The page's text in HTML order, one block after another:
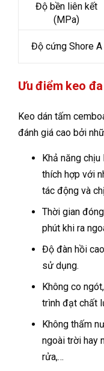
Độ bền liên kết
(MPa)
Độ cứng Shore A
Ưu điểm keo
Keo dán tấm
đánh giá cao bởi
Khả năng
thích hợp với
tác động và
Thời gian
phút khi ra
Độ đàn hồi
sử dụng.
Không co
trình đạt chất
Không thấm
ngoài trời hay
rửa,…